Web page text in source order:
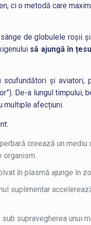
ci o metodă care
de globulele roșii
să ajungă în
și aviatori,
De-a lungul
multiple afecțiuni.
creează un
în plasmă ajunge în
suplimentar
supravegherea unui